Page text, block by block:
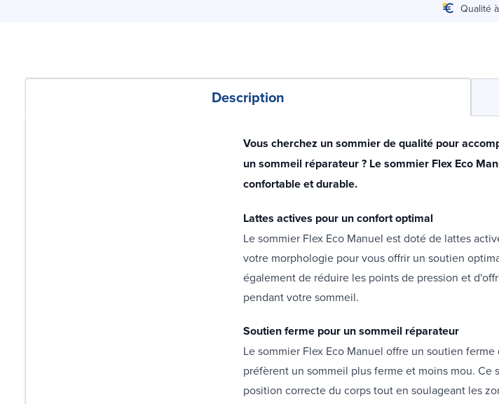
Qualité
Description
Vous cherchez un sommier de qualité pour
un sommeil réparateur ? Le sommier Flex Eco
confortable et durable.
Lattes actives pour un confort optimal
Le sommier Flex Eco Manuel est doté de lattes
votre morphologie pour vous offrir un soutien
également de réduire les points de pression et
pendant votre sommeil.
Soutien ferme pour un sommeil réparateur
Le sommier Flex Eco Manuel offre un soutien
préfèrent un sommeil plus ferme et moins mou.
position correcte du corps tout en soulageant les